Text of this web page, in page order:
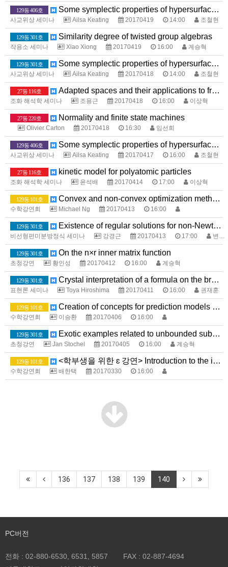
129동 406호 Some symplectic properties of hypersurface cusp singularities. Lec 3
사교위상 세미나 Ailsa Keating 20170419 14:00 조철현
129동 301호 Similarity degree of twisted group algebras
작용소 세미나 Xiao Xiong 20170419 16:00 계승혁
129동 301호 Some symplectic properties of hypersurface cusp singularities. Lec 2
사교위상 세미나 Ailsa Keating 20170418 14:00 조철현
27동 116호 Adapted spaces and their applications to fractional Schrödinger equations
조화 해석학 세미나 조용근 20170418 16:00 이상혁
27동 220호 Normality and finite state machines
Olivier Carton 20170418 16:30 임선희
129동 406호 Some symplectic properties of hypersurface cusp singularities. Lec 1
사교위상 세미나 Ailsa Keating 20170417 16:00 조철현
27동 116호 kinetic model for polyatomic particles
조화 해석학 세미나 윤석배 20170414 17:00 이상혁
129동 101호 Convex and non-convex optimization methods in image processing
수학강연회 Michael Ng 20170413 16:00
129동 301호 Existence of regular solutions for non-Newtonian Navier-Stokes equations of power-law type
비선형편미분방정식 세미나 강경근 20170413 17:00 변순식
129동 301호 On the n×r inner matrix function
초청강연 황인성 20170412 16:00 계승혁
129동 301호 Crystal interpretation of a formula on the branching rule of $C_{n}$-type
표현론 세미나 Toya Hiroshima 20170411 16:00 권재훈
129동 101호 Creation of concepts for prediction models and quantitative trading
수학강연회 이승환 20170406 16:00
129동 301호 Exotic examples related to unbounded subnormality via theory of moments
초청강연 Jan Stochel 20170405 16:00 계승혁
129동 101호 <학부생을 위한 ɛ 강연> Introduction to the incompressible Navier-Stokes equations
수학강연회 배한택 20170330 16:00
136 137 138 139 140
PC버전
전화 : 02-880-6530, 6531, 5857 FAX : 02-887-4694